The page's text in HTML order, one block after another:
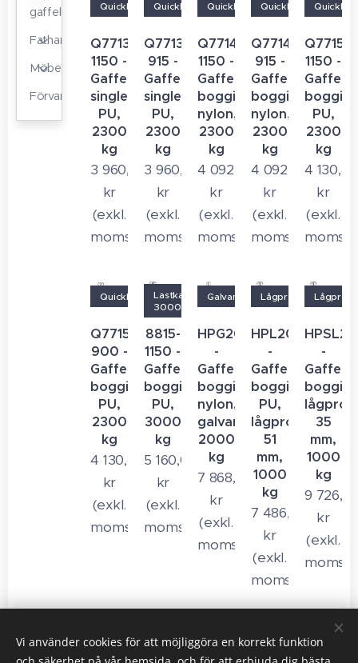
gaffelutrustning
Fathantering
Möbelhanterare
Förvaringsskåp
Q7713-
1150 -
Gaffelvagn
single
PU,
2300
kg
Quicklift
3 960,00
kr
(exkl.
moms)
Q7713-
915 -
Gaffelvagn
single
PU,
2300
kg
Quicklift
3 960,00
kr
(exkl.
moms)
Q7714-
1150 -
Gaffelvagn
boggie
nylon,
2300
kg
Quicklift
4 092,00
kr
(exkl.
moms)
Q7714-
915 -
Gaffelvagn
boggie
nylon,
2300
kg
Quicklift
4 092,00
kr
(exkl.
moms)
Q7715-
1150 -
boggie
PU,
2300
kg
Quicklift
4 130,40
kr
(exkl.
moms)
Q7715-
900 -
Gaffelvagn
boggie
PU,
2300
kg
Quicklift
4 130,40
kr
(exkl.
moms)
8815-
1150 -
Gaffelvagn
boggie
PU,
3000
kg
Lastkapacitet:
3000 kg
5 160,00
kr
(exkl.
moms)
HPG20S
-
Gaffelvagn
boggie
nylon,
galvaniserad,
2000
kg
Galvaniserad
7 868,00
kr
(exkl.
moms)
HPL20S
-
Gaffelvagn
boggie
PU,
lågprofil
51
mm,
1000
kg
Lågprofil
7 486,40
kr
(exkl.
moms)
-
boggie,
35
mm,
1000
kg
Lågprofil
9
kr
(exkl.
moms)
Vi använder cookies för att möjliggöra en korrekt funktion